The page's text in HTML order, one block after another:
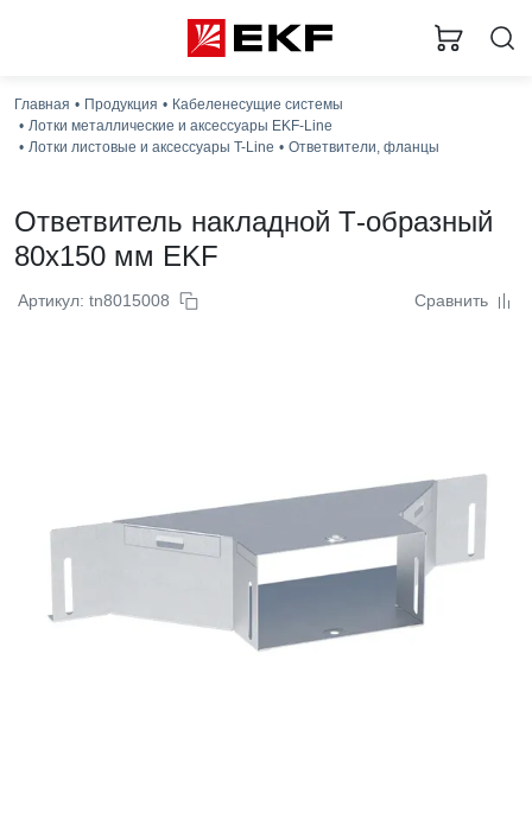
Главная Продукция
Кабеленесущие системы
Лотки металлические и аксессуары EKF-Line
Лотки листовые и аксессуары T-Line
Ответвители, фланцы
Ответвитель накладной Т-образный
80x150 мм EKF
Артикул: tn8015008 Сравнить